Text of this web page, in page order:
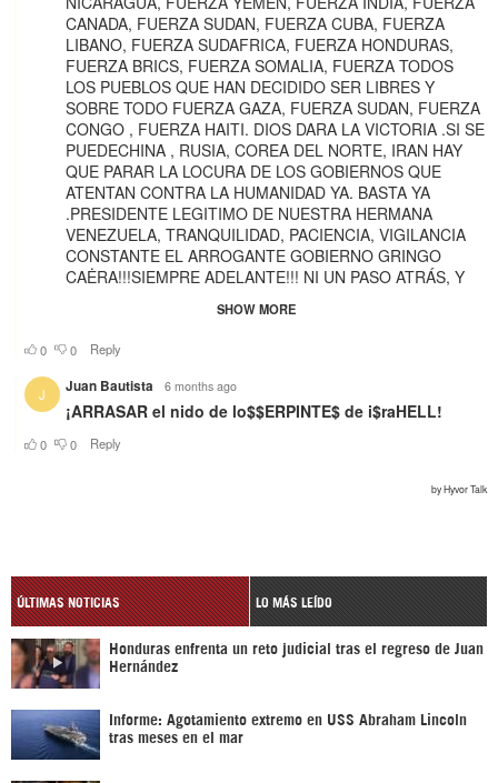
ÚLTIMAS NOTICIAS LO MÁS LEÍDO
Honduras enfrenta un reto judicial tras el regreso de Juan
Hernández
Informe: Agotamiento extremo en USS Abraham Lincoln
tras meses en el mar